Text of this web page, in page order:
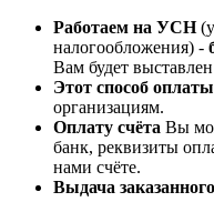
Работаем на УСН
налогообложения) -
Вам будет
Этот способ оплаты
организациям.
Оплату счёта Вы
банк, реквизиты
нами счёте.
Выдача